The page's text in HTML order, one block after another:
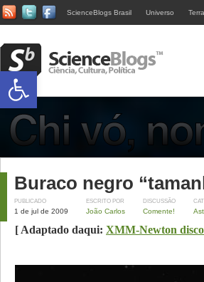
ScienceBlogs Brasil Universo Terra
Buraco negro
PUBLICADO
1 de jul de 2009
ESCRITO POR
João Carlos
DISCUSSÃO
Comente!
[ Adaptado daqui: XMM-Newton
Abrir a barra de